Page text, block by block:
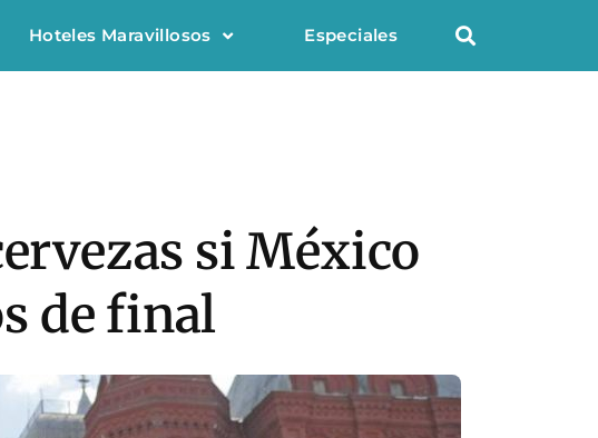
Hoteles Maravillosos Especiales
si México
de final